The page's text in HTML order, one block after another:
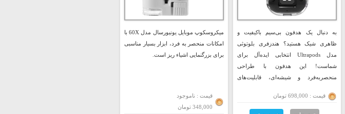
به دنبال یک هدفون بی‌سیم باکیفیت و
ظاهری شیک هستید؟ هندزفری بلوتوثی
مدل Ultrapods انتخابی ایده‌آل برای
شماست! این هدفون با طراحی
منحصربه‌فرد و شیشه‌ای، قابلیت‌های
بی‌نظیر از گوش دادن به موسیقی را برایتان
رقم خواهد زد.
قیمت : 698,000 تومان
میکروسکوپ موبایل یونیورسال مدل 60X با
امکانات منحصر به فرد، ابزار بسیار مناسبی
برای بزرگنمایی اشیاء ریز است.
قیمت : ناموجود
348,000 تومان